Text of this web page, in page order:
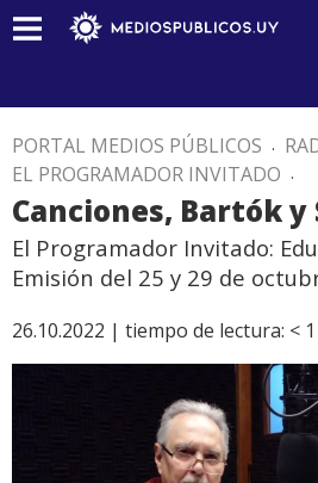
PORTAL MEDIOS PÚBLICOS .
EL PROGRAMADOR INVITADO .
Canciones, Bartók
El Programador Invitado:
Emisión del 25 y 29 de
26.10.2022 | tiempo de lectura: < 1